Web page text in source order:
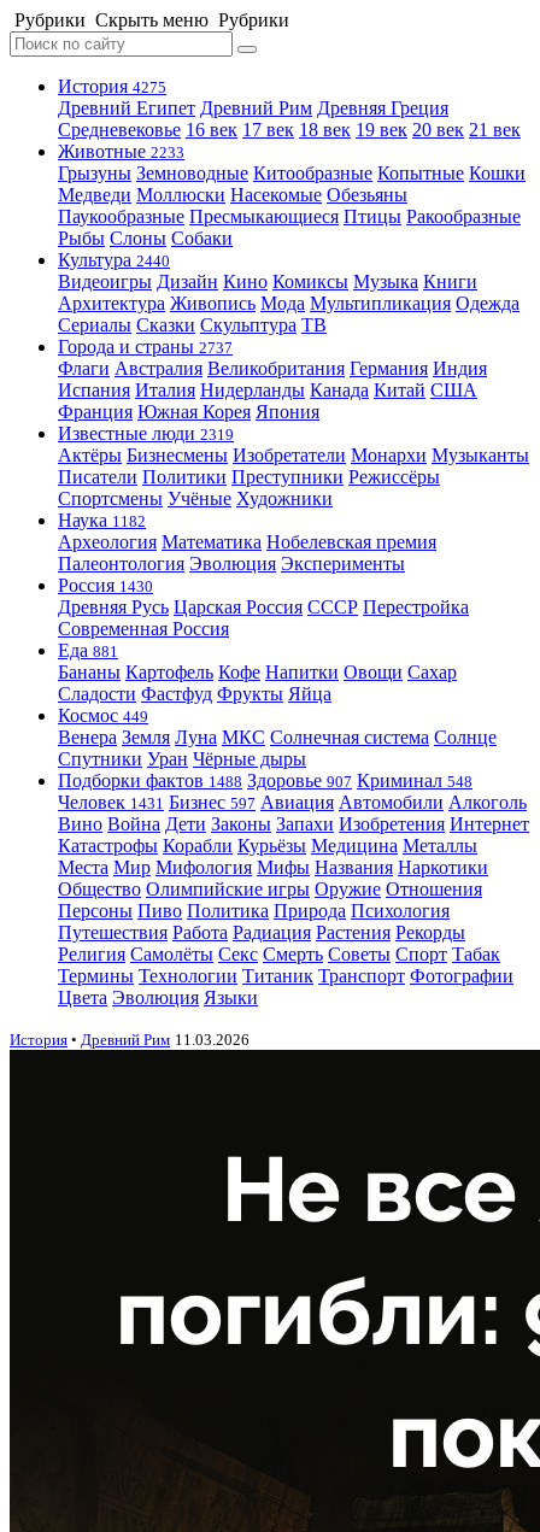
Рубрики Скрыть меню Рубрики
История 4275
Древний Египет Древний Рим Древняя Греция
Средневековье 16 век 17 век 18 век 19 век 20 век 21 век
Животные 2233
Грызуны Земноводные Китообразные Копытные Кошки
Медведи Моллюски Насекомые Обезьяны
Паукообразные Пресмыкающиеся Птицы Ракообразные
Рыбы Слоны Собаки
Культура 2440
Видеоигры Дизайн Кино Комиксы Музыка Книги
Архитектура Живопись Мода Мультипликация Одежда
Сериалы Сказки Скульптура ТВ
Города и страны 2737
Флаги Австралия Великобритания Германия Индия
Испания Италия Нидерланды Канада Китай США
Франция Южная Корея Япония
Известные люди 2319
Актёры Бизнесмены Изобретатели Монархи Музыканты
Писатели Политики Преступники Режиссёры
Спортсмены Учёные Художники
Наука 1182
Археология Математика Нобелевская премия
Палеонтология Эволюция Эксперименты
Россия 1430
Древняя Русь Царская Россия СССР Перестройка
Современная Россия
Еда 881
Бананы Картофель Кофе Напитки Овощи Сахар
Сладости Фастфуд Фрукты Яйца
Космос 449
Венера Земля Луна МКС Солнечная система Солнце
Спутники Уран Чёрные дыры
Подборки фактов 1488 Здоровье 907 Криминал 548
Человек 1431 Бизнес 597 Авиация Автомобили Алкоголь
Вино Война Дети Законы Запахи Изобретения Интернет
Катастрофы Корабли Курьёзы Медицина Металлы
Места Мир Мифология Мифы Названия Наркотики
Общество Олимпийские игры Оружие Отношения
Персоны Пиво Политика Природа Психология
Путешествия Работа Радиация Растения Рекорды
Религия Самолёты Секс Смерть Советы Спорт Табак
Термины Технологии Титаник Транспорт Фотографии
Цвета Эволюция Языки
История • Древний Рим 11.03.2026